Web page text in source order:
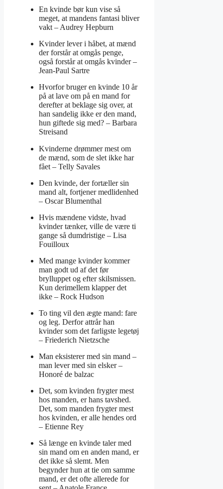
En kvinde bør kun vise så
meget, at mandens fantasi bliver
vakt – Audrey Hepburn
Kvinder lever i håbet, at mænd
der forstår at omgås penge,
også forstår at omgås kvinder –
Jean-Paul Sartre
Hvorfor bruger en kvinde 10 år
på at lave om på en mand for
derefter at beklage sig over, at
han sandelig ikke er den mand,
hun giftede sig med? – Barbara
Streisand
Kvinderne drømmer mest om
de mænd, som de slet ikke har
fået – Telly Savales
Den kvinde, der fortæller sin
mand alt, fortjener medlidenhed
– Oscar Blumenthal
Hvis mændene vidste, hvad
kvinder tænker, ville de være ti
gange så dumdristige – Lisa
Fouilloux
Med mange kvinder kommer
man godt ud af det før
brylluppet og efter skilsmissen.
Kun derimellem klapper det
ikke – Rock Hudson
To ting vil den ægte mand: fare
og leg. Derfor attrår han
kvinder som det farligste legetøj
– Friederich Nietzsche
Man eksisterer med sin mand –
man lever med sin elsker –
Honoré de balzac
Det, som kvinden frygter mest
hos manden, er hans tavshed.
Det, som manden frygter mest
hos kvinden, er alle hendes ord
– Etienne Rey
Så længe en kvinde taler med
sin mand om en anden mand, er
det ikke så slemt. Men
begynder hun at tie om samme
mand, er det ofte allerede for